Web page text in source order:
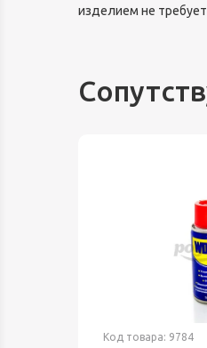
изделием не
Код товара: 9784